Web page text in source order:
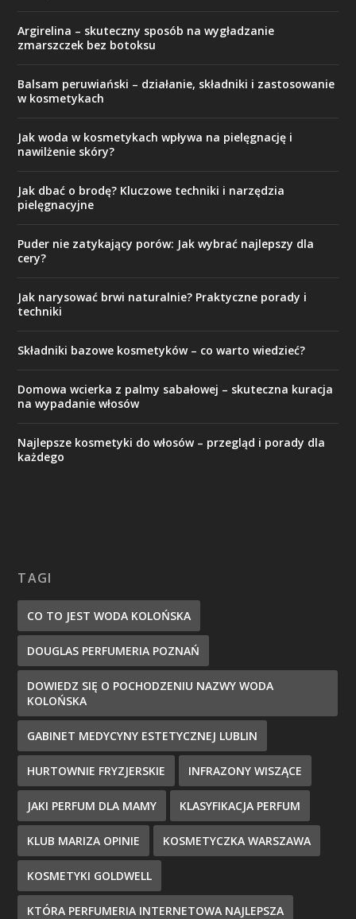
Argirelina – skuteczny sposób na wygładzanie
zmarszczek bez botoksu
Balsam peruwiański – działanie, składniki i zastosowanie
w kosmetykach
Jak woda w kosmetykach wpływa na pielęgnację i
nawilżenie skóry?
Jak dbać o brodę? Kluczowe techniki i narzędzia
pielęgnacyjne
Puder nie zatykający porów: Jak wybrać najlepszy dla
cery?
Jak narysować brwi naturalnie? Praktyczne porady i
techniki
Składniki bazowe kosmetyków – co warto wiedzieć?
Domowa wcierka z palmy sabałowej – skuteczna kuracja
na wypadanie włosów
Najlepsze kosmetyki do włosów – przegląd i porady dla
każdego
TAGI
CO TO JEST WODA KOLOŃSKA
DOUGLAS PERFUMERIA POZNAŃ
DOWIEDZ SIĘ O POCHODZENIU NAZWY WODA
KOLOŃSKA
GABINET MEDYCYNY ESTETYCZNEJ LUBLIN
HURTOWNIE FRYZJERSKIE INFRAZONY WISZĄCE
JAKI PERFUM DLA MAMY KLASYFIKACJA PERFUM
KLUB MARIZA OPINIE KOSMETYCZKA WARSZAWA
KOSMETYKI GOLDWELL
KTÓRA PERFUMERIA INTERNETOWA NAJLEPSZA